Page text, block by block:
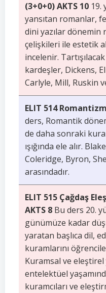
(3+0+0) AKTS 10 19.
yansıtan romanlar,
dini yazılar dönemin
çelişkileri ile estetik
incelenir.
kardeşler, Dickens,
Carlyle, Mill, Ruskin
ELIT 514
ders, Romantik
de daha sonraki
ışığında ele alır.
Coleridge, Byron,
arasındadır.
ELIT 515 Çağdaş
AKTS 8 Bu ders 20.
günümüze kadar
yaratan başlıca dil,
kuramlarını
Kuramsal ve eleştirel
entelektüel
kuramcıları ve